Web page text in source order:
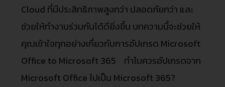
Cloud ที่มีประสิทธิภาพสูงกว่า ปลอดภัยกว่า และ
ช่วยให้ทำงานร่วมกันได้ดียิ่งขึ้น บทความนี้จะช่วยให้
คุณเข้าใจทุกอย่างเกี่ยวกับการอัปเกรด Microsoft
Office to Microsoft 365 ทำไมควรอัปเกรดจาก
Microsoft Office ไปเป็น Microsoft 365?